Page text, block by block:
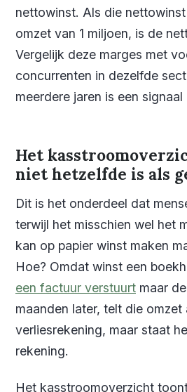
nettowinst. Als die
omzet van 1 miljoen, is de
Vergelijk deze marges met
concurrenten in dezelfde
meerdere jaren is een
Het
niet hetzelfde is als
Dit is het onderdeel dat
terwijl het misschien wel het
kan op papier winst maken
Hoe? Omdat winst een
een factuur verstuurt maar
maanden later, telt die
verliesrekening, maar staat
rekening.
Het kasstroomoverzicht